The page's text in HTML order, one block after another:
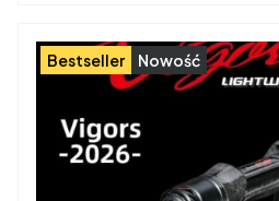
Bestseller Nowość